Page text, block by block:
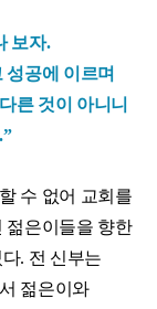
보자.
성공에 이르며
른 것이 아니니
수 없어 교회를
젊은이들을 향한
. 전 신부는
젊은이와